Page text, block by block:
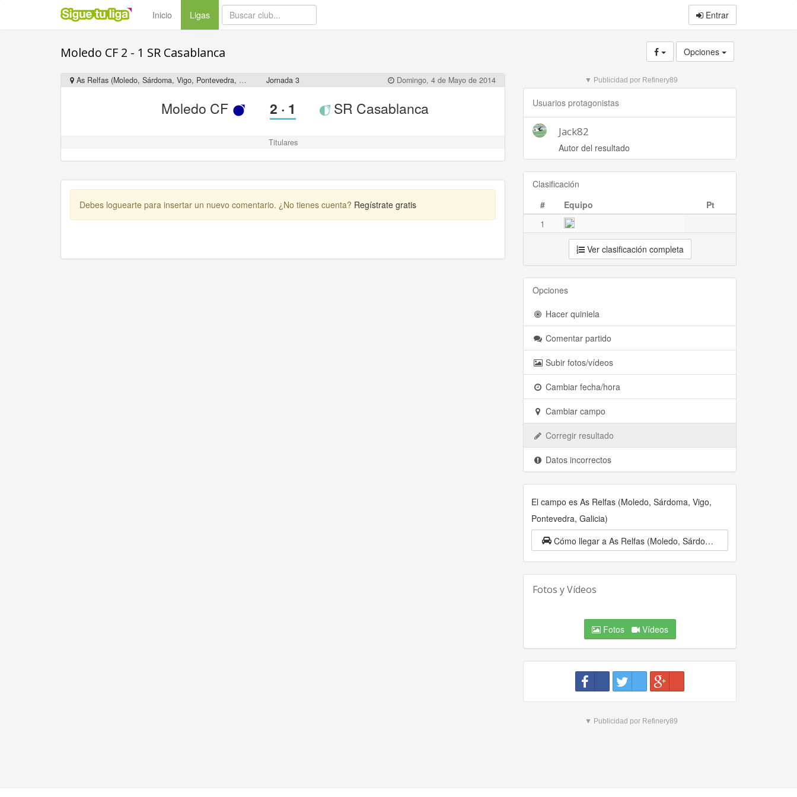
Inicio Ligas(current) Entrar
Moledo CF 2 - 1 SR Casablanca Opciones
As Relfas (Moledo, Sárdoma, Vigo, Pontevedra, Galicia) Jornada 3 Domingo, 4 de Mayo de 2014
Moledo CF 2 · 1 SR Casablanca
Titulares
Debes loguearte para insertar un nuevo comentario. ¿No tienes cuenta? Regístrate gratis
▼ Publicidad por Refinery89
Usuarios protagonistas
Jack82
Autor del resultado
Clasificación
#
Equipo
Pt
1
Ver clasificación completa
Opciones
Hacer quiniela
Comentar partido
Subir fotos/vídeos
Cambiar fecha/hora
Cambiar campo
Corregir resultado
Datos incorrectos
El campo es As Relfas (Moledo, Sárdoma, Vigo,
Pontevedra, Galicia)
Cómo llegar a As Relfas (Moledo, Sárdoma, Vigo, Pontevedra, Galicia)
Fotos y Vídeos
Fotos Vídeos
▼ Publicidad por Refinery89